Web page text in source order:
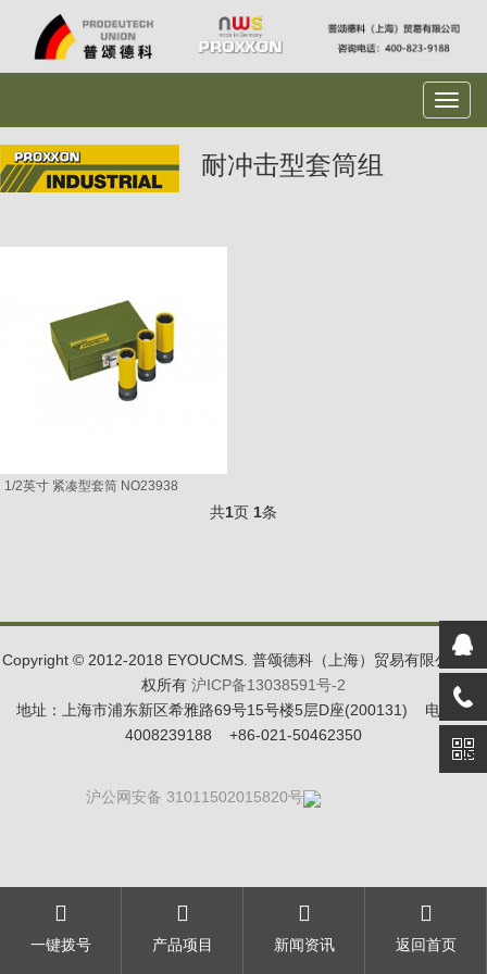
耐冲击型套筒组
1/2英寸 紧凑型套筒 NO23938
共1页 1条
Copyright © 2012-2018 EYOUCMS. 普颂德科（上海）贸易有限公司 版
权所有 沪ICP备13038591号-2
地址：上海市浦东新区希雅路69号15号楼5层D座(200131) 电话：
4008239188 +86-021-50462350
一键拨号 产品项目 新闻资讯 返回首页
沪公网安备 31011502015820号